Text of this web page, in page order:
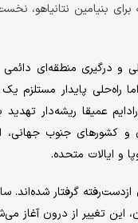
بنیامین نتانیاهو،
و درگیری منطقه‌ای
راه‌حلی پایدار مستلزم
عمیقا ریشه‌دار تهدید
و کشورهای جنوب
و ایالات متحده.
گرفتار شده‌اند.
این تغییر از درون